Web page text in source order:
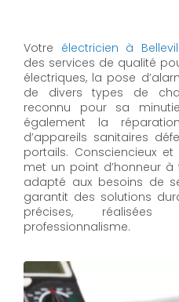
Votre électricien à
des services de qualité
électriques, la pose
de divers types de
reconnu pour sa
également la
d’appareils sanitaires
portails. Consciencieux
met un point d’honneur
adapté aux besoins de
garantit des solutions
précises,
professionnalisme.